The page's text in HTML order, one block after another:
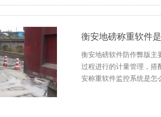
衡安地磅称重软件
衡安地磅软件防作弊版主
过程进行的计量管理，搭
安称重软件监控系统是怎